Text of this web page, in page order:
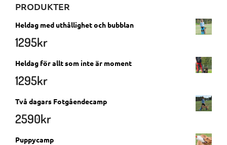
PRODUKTER
Heldag med uthållighet och bubblan
1295kr
Heldag för allt som inte är moment
1295kr
Två dagars Fotgåendecamp
2590kr
Puppycamp